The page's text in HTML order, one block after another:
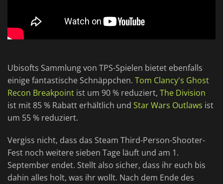
Ubisofts Sammlung von TPS-Spielen bietet ebenfalls
einige fantastische Schnäppchen. Tom Clancy's Ghost
Recon Breakpoint ist um 90 % reduziert, The Division
ist mit 85 % Rabatt erhältlich und Star Wars Outlaws ist
um 55 % reduziert.
Vergiss nicht, dass das Steam Third-Person-Shooter-
Fest noch weitere sieben Tage läuft und am 1.
September endet. Stellt also sicher, dass ihr euch bis
dahin alles holt, was ihr wollt. Nach dem Ende des